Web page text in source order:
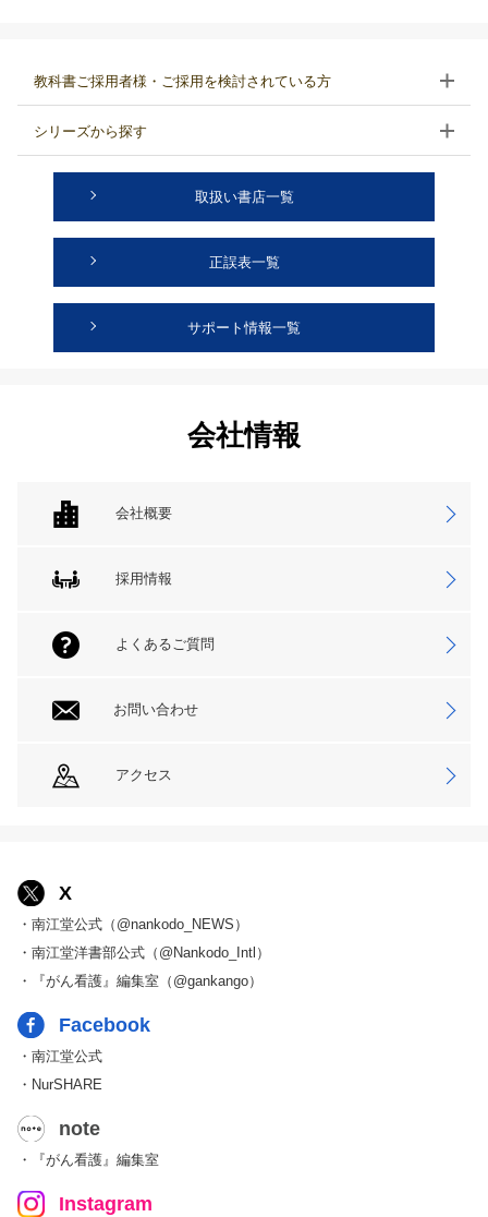
教科書ご採用者様・ご採用を検討されている方
シリーズから探す
取扱い書店一覧
正誤表一覧
サポート情報一覧
会社情報
会社概要
採用情報
よくあるご質問
お問い合わせ
アクセス
X
・南江堂公式（@nankodo_NEWS）
・南江堂洋書部公式（@Nankodo_Intl）
・『がん看護』編集室（@gankango）
Facebook
・南江堂公式
・NurSHARE
note
・『がん看護』編集室
Instagram